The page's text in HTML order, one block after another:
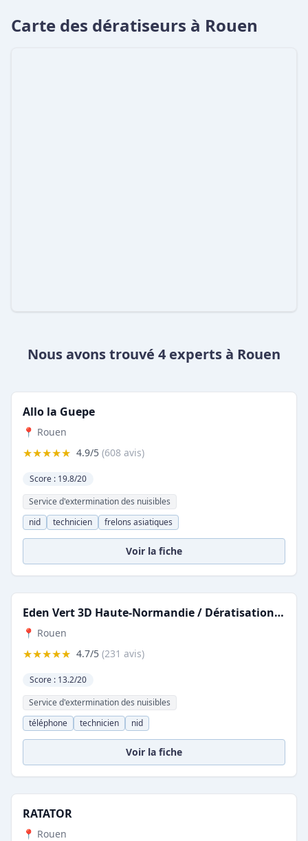
Carte des dératiseurs à Rouen
Nous avons trouvé 4 experts à Rouen
Allo la Guepe
📍 Rouen
★★★★★ 4.9/5 (608 avis)
Score : 19.8/20
Service d'extermination des nuisibles
nid
technicien frelons asiatiques
Voir la fiche
Eden Vert 3D Haute-Normandie ️/ Dératisation, Désinsectisation, Désinfection. Lutte anti-nuisibles depuis 1976
📍 Rouen
★★★★★ 4.7/5 (231 avis)
Score : 13.2/20
Service d'extermination des nuisibles
téléphone
technicien nid
Voir la fiche
RATATOR
📍 Rouen